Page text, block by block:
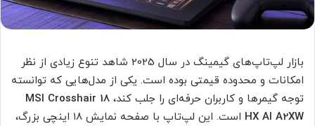
بازار لپ‌تاپ‌های گیمینگ در سال 2025 شاهد تنوع زیادی از نظر
امکانات و محدوده قیمتی بوده است. یکی از مدل‌هایی که توانسته
توجه گیمرها و کاربران حرفه‌ای را جلب کند، MSI Crosshair 18
HX AI A2XW
است. این لپ‌تاپ با صفحه نمایش ۱۸ اینچی بزرگ،